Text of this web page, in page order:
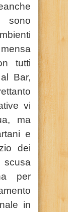
sono
tutti
Bar,
vi
ma
e
dei
per
in